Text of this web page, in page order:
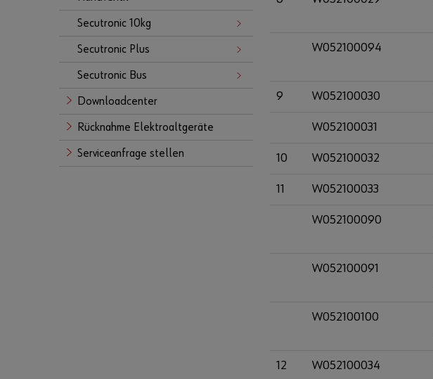
Secutronic 10kg
Secutronic Plus
Secutronic Bus
Downloadcenter
Rücknahme Elektroaltgeräte
Serviceanfrage stellen
W052100094
9 W052100030
W052100031
10 W052100032
11 W052100033
W052100090
W052100091
W052100100
12 W052100034